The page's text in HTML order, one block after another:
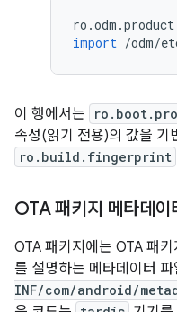
ro .odm .product
import /odm/
이 행에서는
속성(읽기 전용)의 값을 기
ro.build.fingerprint
OTA 패키지 메타데이
OTA 패키지에는 OTA 패
를 설명하는 메타데이터 파
INF/com/android/